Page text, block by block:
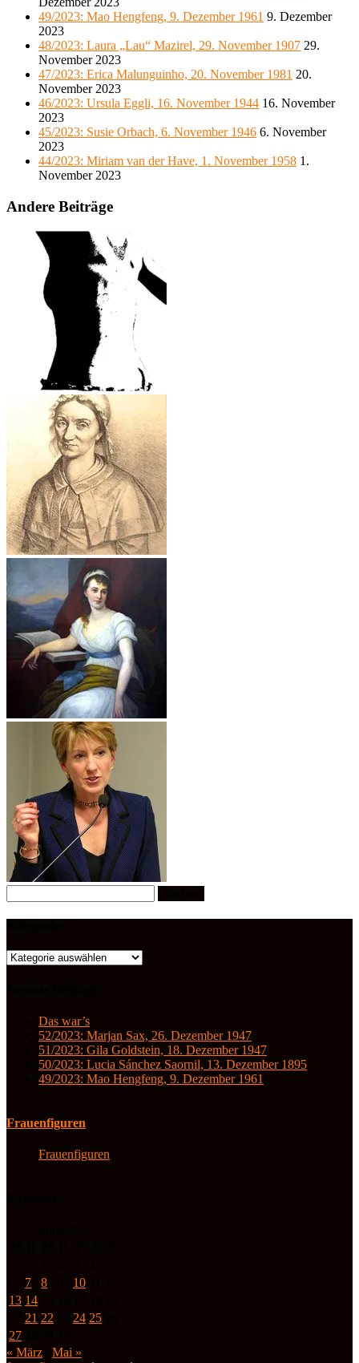
49/2023: Mao Hengfeng, 9. Dezember 1961 9. Dezember
2023
48/2023: Laura „Lau“ Mazirel, 29. November 1907 29.
November 2023
47/2023: Erica Malunguinho, 20. November 1981 20.
November 2023
46/2023: Ursula Eggli, 16. November 1944 16. November
2023
45/2023: Susie Orbach, 6. November 1946 6. November
2023
44/2023: Miriam van der Have, 1. November 1958 1.
November 2023
Andere Beiträge
nach:
Kategorien
Das war’s
52/2023: Marjan Sax, 26. Dezember 1947
51/2023: Gila Goldstein, 18. Dezember 1947
50/2023: Lucia Sánchez Saornil, 13. Dezember 1895
49/2023: Mao Hengfeng, 9. Dezember 1961
Frauenfiguren
Frauenfiguren
7 8 10
13 14
21 22 24 25
27
« März
Mai »